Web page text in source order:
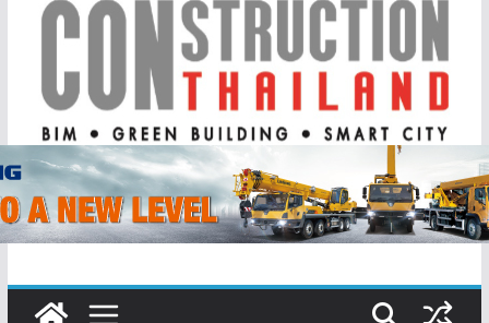
เติบโต 377% ชี้ดีมานด์ภูเก็ตยังแกร่ง
BCT Expo 2026 ชูแนวคิด “Empowering Net Zero in
Construction & Mining” ขับเคลื่อนอุตสาหกรรม
ก่อสร้างและเหมืองแร่สู่สังคมคาร์บอนต่ำอย่างยั่งยืน
ลลิล พร็อพเพอร์ตี้ ก้าวสู่ปีที่ 40 ยึดลูกค้าเป็นศูนย์กลาง
IHG Hotels & Resorts เปิดตัว ฮอลิเดย์ อินน์ เอ็กซ์เพรส
อ่าวนางแห่งแรกในกระบี่